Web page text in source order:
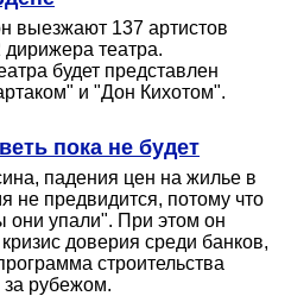
выезжают 137 артистов
дирижера театра.
будет представлен
и "Дон Кихотом".
пока не будет
падения цен на жилье в
не предвидится, потому что
упали". При этом он
доверия среди банков,
строительства
за рубежом.